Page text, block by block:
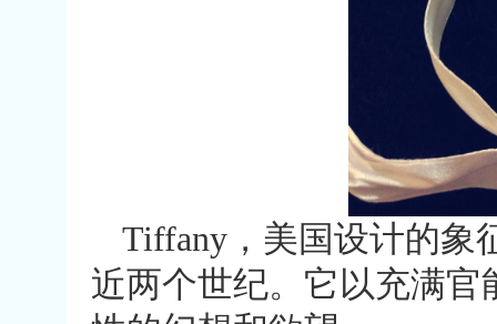
Tiffany，美国设计的象
近两个世纪。它以充满